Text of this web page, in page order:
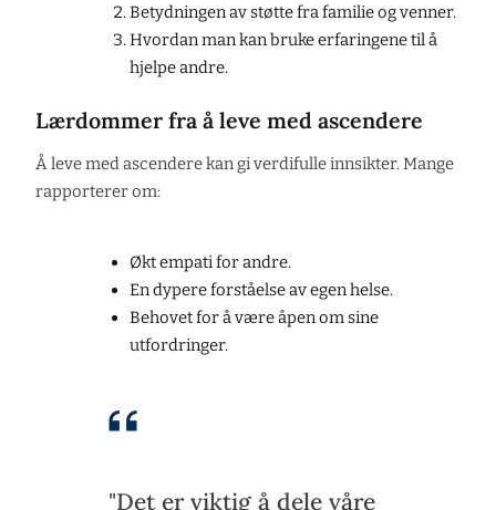
Betydningen av støtte fra familie og venner.
Hvordan man kan bruke erfaringene til å
hjelpe andre.
Lærdommer fra å leve med ascendere
Å leve med ascendere kan gi verdifulle innsikter. Mange
rapporterer om:
Økt empati for andre.
En dypere forståelse av egen helse.
Behovet for å være åpen om sine
utfordringer.
"Det er viktig å dele våre